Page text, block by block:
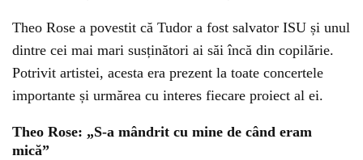
Theo Rose a povestit că Tudor a fost salvator ISU și unul
dintre cei mai mari susținători ai săi încă din copilărie.
Potrivit artistei, acesta era prezent la toate concertele
importante și urmărea cu interes fiecare proiect al ei.
Theo Rose: „S-a mândrit cu mine de când eram
mică”